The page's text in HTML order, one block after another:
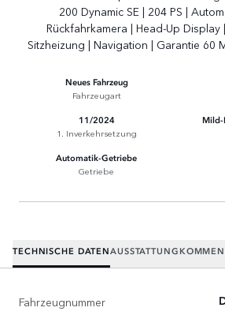
200 Dynamic SE | 204 PS |
Rückfahrkamera | Head-Up
Sitzheizung | Navigation | Garantie 60
Neues Fahrzeug
Fahrzeugart
11/2024
1. Inverkehrsetzung
Automatik-Getriebe
Getriebe
TECHNISCHE DATENAUSSTATTUNG
Fahrzeugnummer